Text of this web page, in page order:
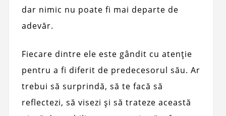
dar nimic nu poate fi mai departe de
adevăr.
Fiecare dintre ele este gândit cu atenție
pentru a fi diferit de predecesorul său. Ar
trebui să surprindă, să te facă să
reflectezi, să visezi și să trateze această